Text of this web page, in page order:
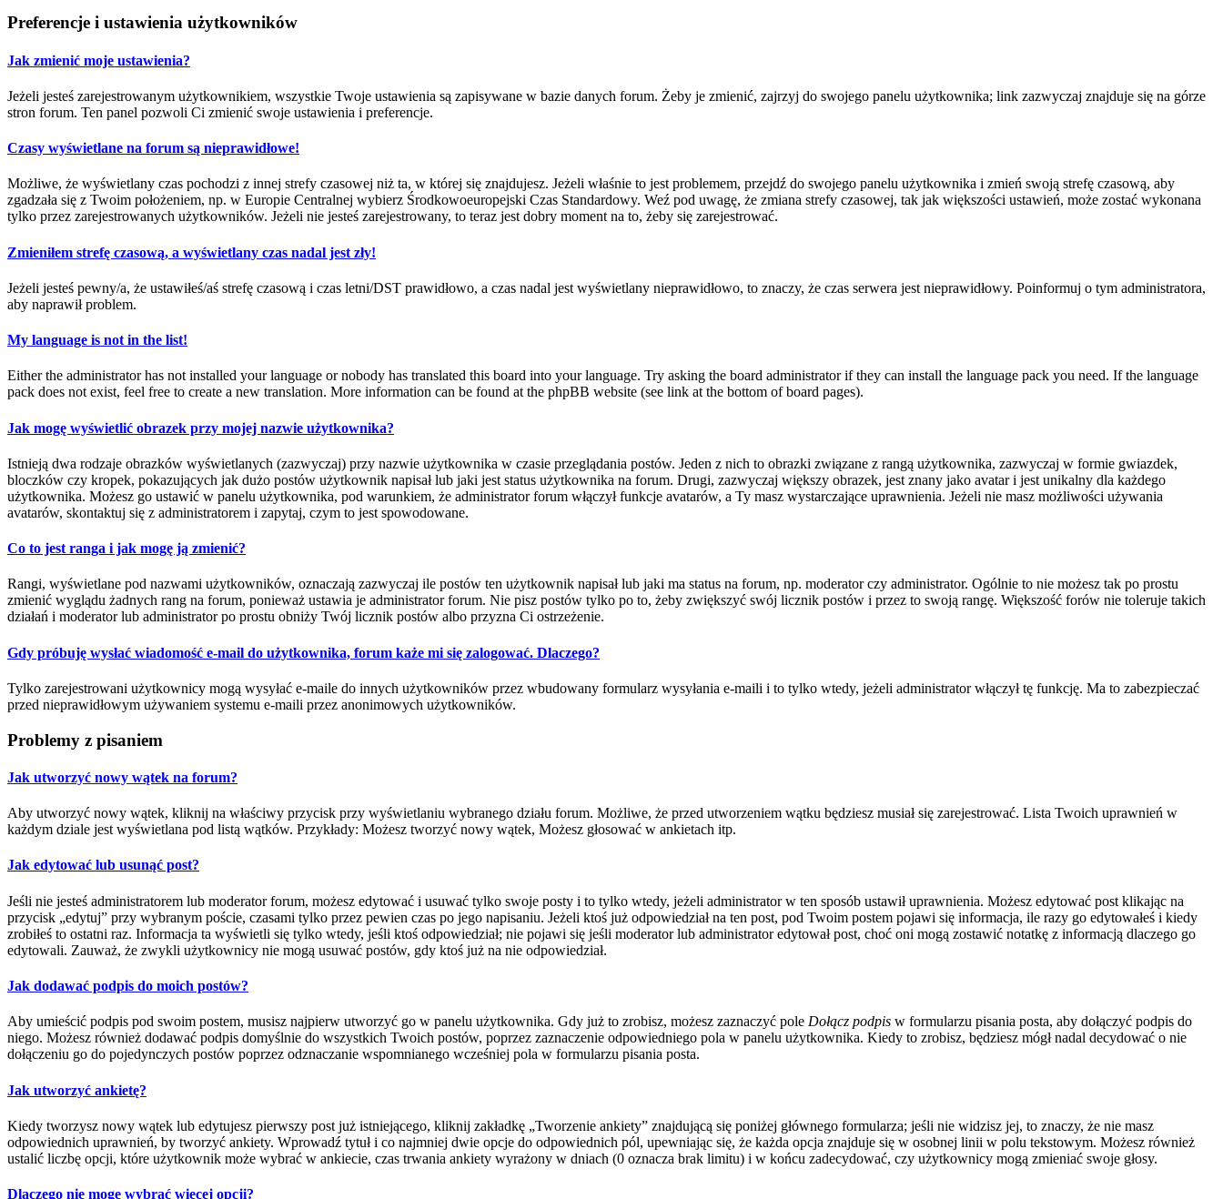
Preferencje i ustawienia użytkowników
Jak zmienić moje ustawienia?
Jeżeli jesteś zarejestrowanym użytkownikiem, wszystkie Twoje ustawienia są zapisywane w bazie danych forum. Żeby je zmienić, zajrzyj do swojego panelu użytkownika; link zazwyczaj znajduje się na górze
stron forum. Ten panel pozwoli Ci zmienić swoje ustawienia i preferencje.
Czasy wyświetlane na forum są nieprawidłowe!
Możliwe, że wyświetlany czas pochodzi z innej strefy czasowej niż ta, w której się znajdujesz. Jeżeli właśnie to jest problemem, przejdź do swojego panelu użytkownika i zmień swoją strefę czasową, aby
zgadzała się z Twoim położeniem, np. w Europie Centralnej wybierz Środkowoeuropejski Czas Standardowy. Weź pod uwagę, że zmiana strefy czasowej, tak jak większości ustawień, może zostać wykonana
tylko przez zarejestrowanych użytkowników. Jeżeli nie jesteś zarejestrowany, to teraz jest dobry moment na to, żeby się zarejestrować.
Zmieniłem strefę czasową, a wyświetlany czas nadal jest zły!
Jeżeli jesteś pewny/a, że ustawiłeś/aś strefę czasową i czas letni/DST prawidłowo, a czas nadal jest wyświetlany nieprawidłowo, to znaczy, że czas serwera jest nieprawidłowy. Poinformuj o tym administratora,
aby naprawił problem.
My language is not in the list!
Either the administrator has not installed your language or nobody has translated this board into your language. Try asking the board administrator if they can install the language pack you need. If the language
pack does not exist, feel free to create a new translation. More information can be found at the phpBB website (see link at the bottom of board pages).
Jak mogę wyświetlić obrazek przy mojej nazwie użytkownika?
Istnieją dwa rodzaje obrazków wyświetlanych (zazwyczaj) przy nazwie użytkownika w czasie przeglądania postów. Jeden z nich to obrazki związane z rangą użytkownika, zazwyczaj w formie gwiazdek,
bloczków czy kropek, pokazujących jak dużo postów użytkownik napisał lub jaki jest status użytkownika na forum. Drugi, zazwyczaj większy obrazek, jest znany jako avatar i jest unikalny dla każdego
użytkownika. Możesz go ustawić w panelu użytkownika, pod warunkiem, że administrator forum włączył funkcje avatarów, a Ty masz wystarczające uprawnienia. Jeżeli nie masz możliwości używania
avatarów, skontaktuj się z administratorem i zapytaj, czym to jest spowodowane.
Co to jest ranga i jak mogę ją zmienić?
Rangi, wyświetlane pod nazwami użytkowników, oznaczają zazwyczaj ile postów ten użytkownik napisał lub jaki ma status na forum, np. moderator czy administrator. Ogólnie to nie możesz tak po prostu
zmienić wyglądu żadnych rang na forum, ponieważ ustawia je administrator forum. Nie pisz postów tylko po to, żeby zwiększyć swój licznik postów i przez to swoją rangę. Większość forów nie toleruje takich
działań i moderator lub administrator po prostu obniży Twój licznik postów albo przyzna Ci ostrzeżenie.
Gdy próbuję wysłać wiadomość e-mail do użytkownika, forum każe mi się zalogować. Dlaczego?
Tylko zarejestrowani użytkownicy mogą wysyłać e-maile do innych użytkowników przez wbudowany formularz wysyłania e-maili i to tylko wtedy, jeżeli administrator włączył tę funkcję. Ma to zabezpieczać
przed nieprawidłowym używaniem systemu e-maili przez anonimowych użytkowników.
Problemy z pisaniem
Jak utworzyć nowy wątek na forum?
Aby utworzyć nowy wątek, kliknij na właściwy przycisk przy wyświetlaniu wybranego działu forum. Możliwe, że przed utworzeniem wątku będziesz musiał się zarejestrować. Lista Twoich uprawnień w
każdym dziale jest wyświetlana pod listą wątków. Przykłady: Możesz tworzyć nowy wątek, Możesz głosować w ankietach itp.
Jak edytować lub usunąć post?
Jeśli nie jesteś administratorem lub moderator forum, możesz edytować i usuwać tylko swoje posty i to tylko wtedy, jeżeli administrator w ten sposób ustawił uprawnienia. Możesz edytować post klikając na
przycisk „edytuj” przy wybranym poście, czasami tylko przez pewien czas po jego napisaniu. Jeżeli ktoś już odpowiedział na ten post, pod Twoim postem pojawi się informacja, ile razy go edytowałeś i kiedy
zrobiłeś to ostatni raz. Informacja ta wyświetli się tylko wtedy, jeśli ktoś odpowiedział; nie pojawi się jeśli moderator lub administrator edytował post, choć oni mogą zostawić notatkę z informacją dlaczego go
edytowali. Zauważ, że zwykli użytkownicy nie mogą usuwać postów, gdy ktoś już na nie odpowiedział.
Jak dodawać podpis do moich postów?
Aby umieścić podpis pod swoim postem, musisz najpierw utworzyć go w panelu użytkownika. Gdy już to zrobisz, możesz zaznaczyć pole Dołącz podpis w formularzu pisania posta, aby dołączyć podpis do
niego. Możesz również dodawać podpis domyślnie do wszystkich Twoich postów, poprzez zaznaczenie odpowiedniego pola w panelu użytkownika. Kiedy to zrobisz, będziesz mógł nadal decydować o nie
dołączeniu go do pojedynczych postów poprzez odznaczanie wspomnianego wcześniej pola w formularzu pisania posta.
Jak utworzyć ankietę?
Kiedy tworzysz nowy wątek lub edytujesz pierwszy post już istniejącego, kliknij zakładkę „Tworzenie ankiety” znajdującą się poniżej głównego formularza; jeśli nie widzisz jej, to znaczy, że nie masz
odpowiednich uprawnień, by tworzyć ankiety. Wprowadź tytuł i co najmniej dwie opcje do odpowiednich pól, upewniając się, że każda opcja znajduje się w osobnej linii w polu tekstowym. Możesz również
ustalić liczbę opcji, które użytkownik może wybrać w ankiecie, czas trwania ankiety wyrażony w dniach (0 oznacza brak limitu) i w końcu zadecydować, czy użytkownicy mogą zmieniać swoje głosy.
Dlaczego nie mogę wybrać więcej opcji?